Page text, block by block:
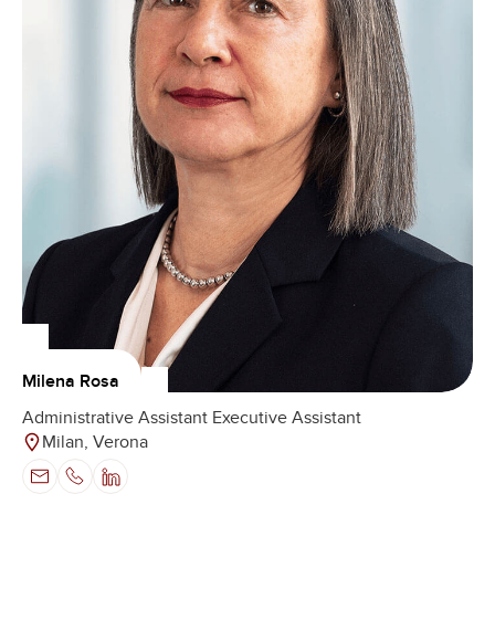
Milena Rosa
Administrative Assistant Executive Assistant
Milan, Verona